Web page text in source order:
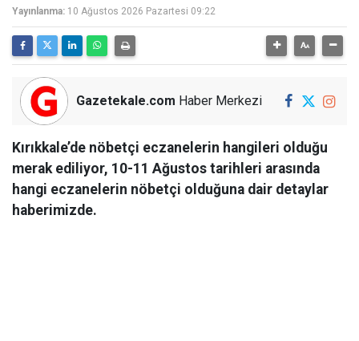
Yayınlanma: 10 Ağustos 2026 Pazartesi 09:22
Gazetekale.com Haber Merkezi
Kırıkkale’de nöbetçi eczanelerin hangileri olduğu
merak ediliyor, 10-11 Ağustos tarihleri arasında
hangi eczanelerin nöbetçi olduğuna dair detaylar
haberimizde.